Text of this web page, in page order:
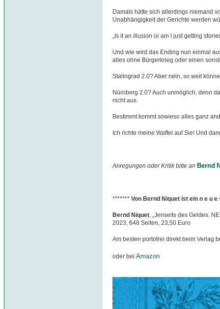
Damals hätte sich allerdings niemand
Unabhängigkeit der Gerichte werden
„Is it an illusion or am I just getting
Und wie wird das Ending nun einmal
alles ohne Bürgerkrieg oder einen
Stalingrad 2.0? Aber nein, so weit
Nürnberg 2.0? Auch unmöglich, denn
nicht aus.
Bestimmt kommt sowieso alles ganz
Ich richte meine Waffel auf Sie! Und
Anregungen oder Kritik bitte an Bernd
******* Von Bernd Niquet ist ein n e u
Bernd Niquet , „Jenseits des Geldes.
2023, 648 Seiten, 23,50 Euro
Am besten portofrei direkt beim Verlag
oder bei Amazon